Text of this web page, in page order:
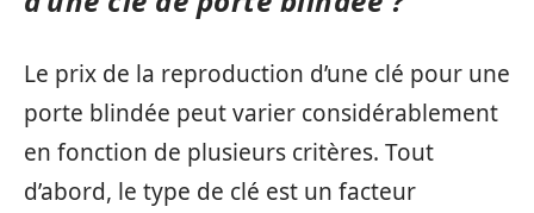
Le prix de la reproduction d’une clé pour une
porte blindée peut varier considérablement
en fonction de plusieurs critères. Tout
d’abord, le type de clé est un facteur